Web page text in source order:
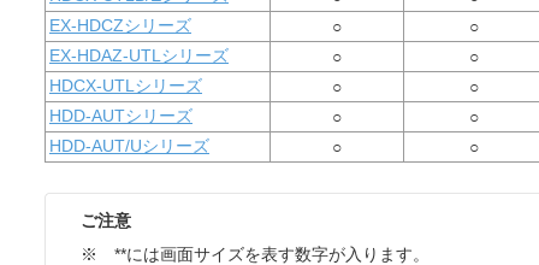
EX-HDCZシリーズ
○
○
EX-HDAZ-UTLシリーズ
○
○
HDCX-UTLシリーズ
○
○
HDD-AUTシリーズ
○
○
HDD-AUT/Uシリーズ
○ ○
ご注意
※ **には画面サイズを表す数字が入ります。